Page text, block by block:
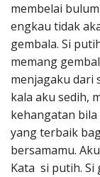
membelai
engkau tidak
gembala. Si
memang
menjagaku dari
kala aku sedih,
kehangatan
yang terbaik
bersamamu.
Kata si putih. Si